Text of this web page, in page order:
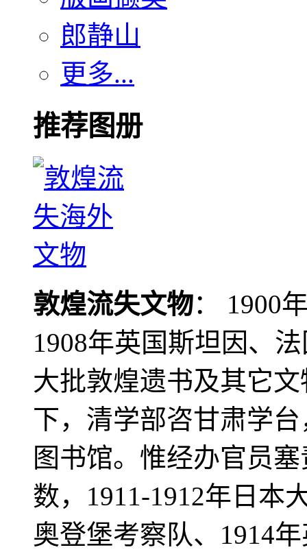
郎静山
更多...
推荐图册
敦煌流失文物： 1900
1908年英国斯坦因、
大批敦煌遗书及其它
下，清学部咨甘肃学
图书馆。惟经办官员
数，1911-1912年日本
奥登堡考察队、1914